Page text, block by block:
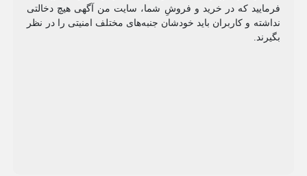
فرمایید که در خرید و فروشِ شما، سایت من آگهی هیچ دخالتی
نداشته و کاربران باید خودشان جنبه‌های مختلف امنیتی را در نظر
بگیرند.